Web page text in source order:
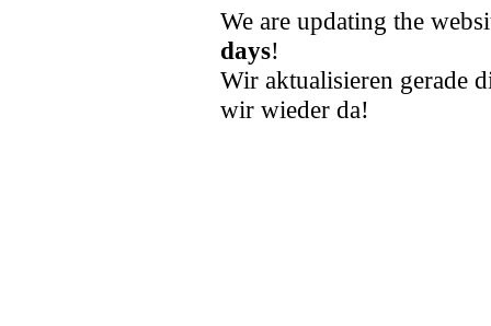
We are updating the
days!
Wir aktualisieren gerade
wir wieder da!